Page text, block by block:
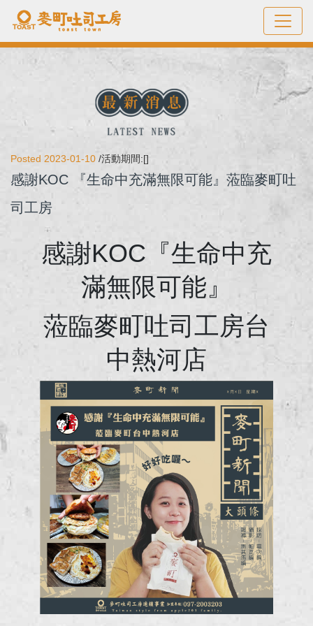
Posted 2023-01-10 /活動期間:[]
感謝KOC 『生命中充滿無限可能』蒞臨麥町吐
司工房
感謝KOC『生命中充
滿無限可能』
蒞臨麥町吐司工房台
中熱河店